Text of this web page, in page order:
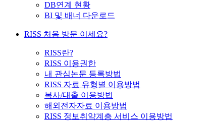
DB연계 현황
BI 및 배너 다운로드
RISS 처음 방문 이세요?
RISS란?
RISS 이용권한
내 관심논문 등록방법
RISS 자료 유형별 이용방법
복사/대출 이용방법
해외전자자료 이용방법
RISS 정보취약계층 서비스 이용방법